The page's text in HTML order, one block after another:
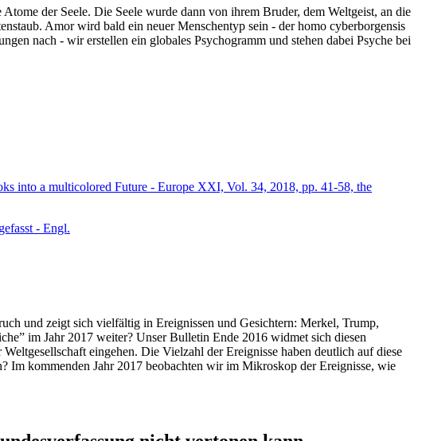
der Seele. Die Seele wurde dann von ihrem Bruder, dem Weltgeist, an die
Amor wird bald ein neuer Menschentyp sein - der homo cyberborgensis
nach - wir erstellen ein globales Psychogramm und stehen dabei Psyche bei
into a multicolored Future - Europe XXI, Vol. 34, 2018, pp. 41-58, the
- Engl.
und zeigt sich vielfältig in Ereignissen und Gesichtern: Merkel, Trump,
im Jahr 2017 weiter? Unser Bulletin Ende 2016 widmet sich diesen
eingehen. Die Vielzahl der Ereignisse haben deutlich auf diese
Im kommenden Jahr 2017 beobachten wir im Mikroskop der Ereignisse, wie